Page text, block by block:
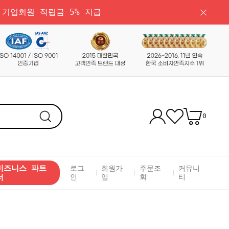
업회원 적립금 5% 지급
0
즈니스 파트
로그
인
회원가
입
주문조
회
커뮤니
티